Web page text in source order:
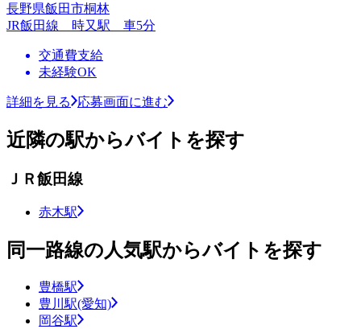
長野県飯田市桐林
JR飯田線 時又駅 車5分
交通費支給
未経験OK
詳細を見る 応募画面に進む
近隣の駅からバイトを探す
ＪＲ飯田線
赤木駅
同一路線の人気駅からバイトを探す
豊橋駅
豊川駅(愛知)
岡谷駅